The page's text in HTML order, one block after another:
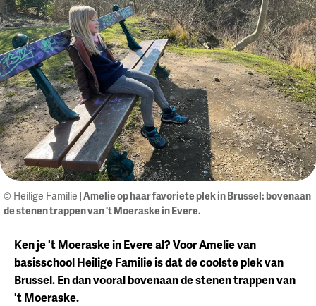
© Heilige Familie | Amelie op haar favoriete plek in Brussel: bovenaan
de stenen trappen van 't Moeraske in Evere.
Ken je 't Moeraske in Evere al? Voor Amelie van
basisschool Heilige Familie is dat de coolste plek van
Brussel. En dan vooral bovenaan de stenen trappen van
't Moeraske.